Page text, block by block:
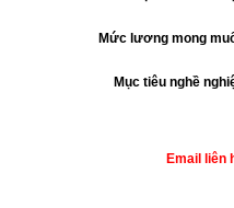
Mức lương mong
Mục tiêu nghề
Email liên